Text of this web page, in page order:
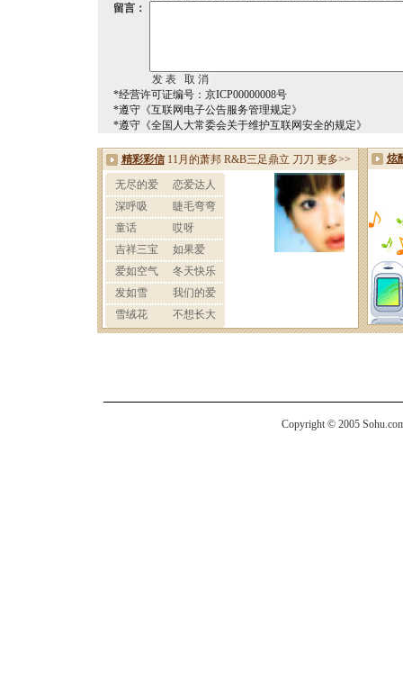
留言：
*经营许可证编号：京ICP00000008号
*遵守《互联网电子公告服务管理规定》
*遵守《全国人大常委会关于维护互联网安全的规定》
Copyright © 2005